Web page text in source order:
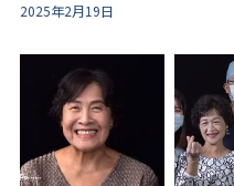
2025年2月19日